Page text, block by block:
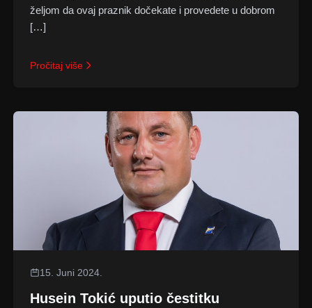
željom da ovaj praznik dočekate i provedete u dobrom
[…]
Pročitaj više
15. Juni 2024.
Husein Tokić uputio čestitku